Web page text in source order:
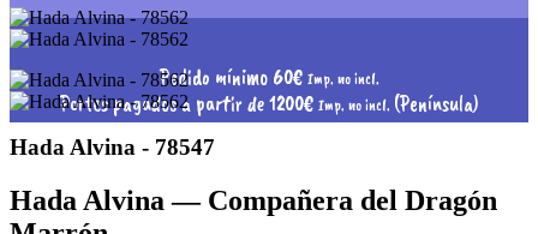
Pedido mínimo 60€ Imp. no incl.
Portes pagados a partir de 1200€ Imp. no incl. (Península)
Hada Alvina - 78547
Hada Alvina — Compañera del Dragón